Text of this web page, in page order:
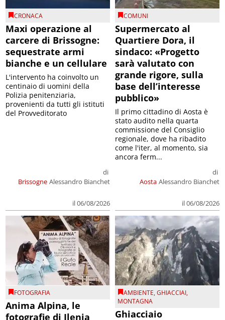
CRONACA
Maxi operazione al
carcere di Brissogne:
sequestrate armi
bianche e un cellulare
Brissogne
di
Alessandro Bianchet
il 06/08/2026
L'intervento ha coinvolto un
centinaio di uomini della
Polizia penitenziaria,
provenienti da tutti gli istituti
del Provveditorato
COMUNI
Supermercato al
Quartiere Dora, il
sindaco: «Progetto
sarà valutato con
grande rigore, sulla
base dell’interesse
pubblico»
Aosta
di
Alessandro Bianchet
il 06/08/2026
Il primo cittadino di Aosta è
stato audito nella quarta
commissione del Consiglio
regionale, dove ha ribadito
come l'iter, al momento, sia
ancora ferm...
FOTOGRAFIA
Anima Alpina, le
fotografie di Ilenia
AMBIENTE,GHIACCIAI,
MONTAGNA
Ghiacciaio